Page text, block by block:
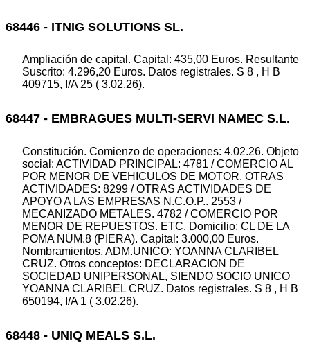
68446 - ITNIG SOLUTIONS SL.
Ampliación de capital. Capital: 435,00 Euros. Resultante
Suscrito: 4.296,20 Euros. Datos registrales. S 8 , H B
409715, I/A 25 ( 3.02.26).
68447 - EMBRAGUES MULTI-SERVI NAMEC S.L.
Constitución. Comienzo de operaciones: 4.02.26. Objeto
social: ACTIVIDAD PRINCIPAL: 4781 / COMERCIO AL
POR MENOR DE VEHICULOS DE MOTOR. OTRAS
ACTIVIDADES: 8299 / OTRAS ACTIVIDADES DE
APOYO A LAS EMPRESAS N.C.O.P.. 2553 /
MECANIZADO METALES. 4782 / COMERCIO POR
MENOR DE REPUESTOS. ETC. Domicilio: CL DE LA
POMA NUM.8 (PIERA). Capital: 3.000,00 Euros.
Nombramientos. ADM.UNICO: YOANNA CLARIBEL
CRUZ. Otros conceptos: DECLARACION DE
SOCIEDAD UNIPERSONAL, SIENDO SOCIO UNICO
YOANNA CLARIBEL CRUZ. Datos registrales. S 8 , H B
650194, I/A 1 ( 3.02.26).
68448 - UNIQ MEALS S.L.